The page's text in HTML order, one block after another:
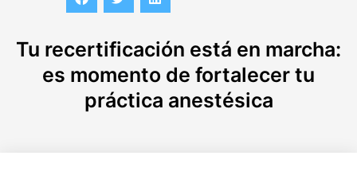
Tu recertificación está en marcha:
es momento de fortalecer tu
práctica anestésica